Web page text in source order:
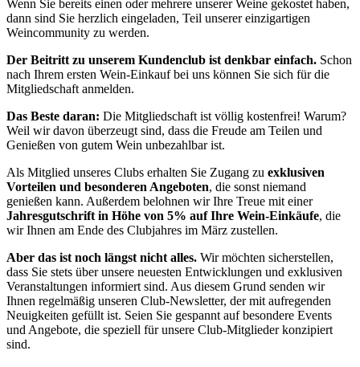
Wenn Sie bereits einen oder mehrere unserer Weine gekostet haben,
dann sind Sie herzlich eingeladen, Teil unserer einzigartigen
Weincommunity zu werden.
Der Beitritt zu unserem Kundenclub ist denkbar einfach. Schon
nach Ihrem ersten Wein-Einkauf bei uns können Sie sich für die
Mitgliedschaft anmelden.
Das Beste daran: Die Mitgliedschaft ist völlig kostenfrei! Warum?
Weil wir davon überzeugt sind, dass die Freude am Teilen und
Genießen von gutem Wein unbezahlbar ist.
Als Mitglied unseres Clubs erhalten Sie Zugang zu exklusiven
Vorteilen und besonderen Angeboten, die sonst niemand
genießen kann. Außerdem belohnen wir Ihre Treue mit einer
Jahresgutschrift in Höhe von 5% auf Ihre Wein-Einkäufe, die
wir Ihnen am Ende des Clubjahres im März zustellen.
Aber das ist noch längst nicht alles. Wir möchten sicherstellen,
dass Sie stets über unsere neuesten Entwicklungen und exklusiven
Veranstaltungen informiert sind. Aus diesem Grund senden wir
Ihnen regelmäßig unseren Club-Newsletter, der mit aufregenden
Neuigkeiten gefüllt ist. Seien Sie gespannt auf besondere Events
und Angebote, die speziell für unsere Club-Mitglieder konzipiert
sind.